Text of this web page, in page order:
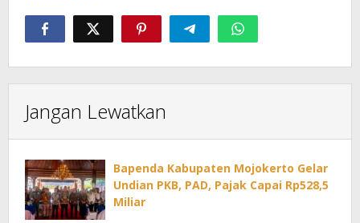
Jangan Lewatkan
Bapenda Kabupaten Mojokerto Gelar
Undian PKB, PAD, Pajak Capai Rp528,5
Miliar